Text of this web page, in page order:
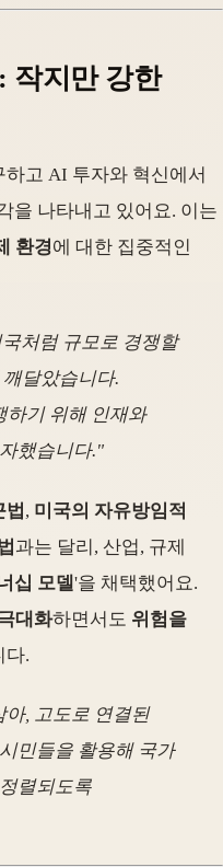
작지만 강한
고 AI 투자와 혁신에서
을 나타내고 있어요. 이는
환경에 대한 집중적인
처럼 규모로 경쟁할
달았습니다.
하기 위해 인재와
했습니다."
법 , 미국의 자유방임적
과는 달리, 산업, 규제
십 모델'을 채택했어요.
대화하면서도 위험을
다.
아, 고도로 연결된
민들을 활용해 국가
렬되도록